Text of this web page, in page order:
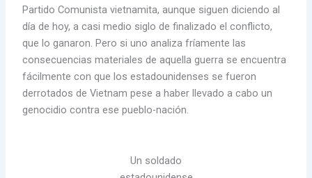
Partido Comunista vietnamita, aunque siguen diciendo al
día de hoy, a casi medio siglo de finalizado el conflicto,
que lo ganaron. Pero si uno analiza fríamente las
consecuencias materiales de aquella guerra se encuentra
fácilmente con que los estadounidenses se fueron
derrotados de Vietnam pese a haber llevado a cabo un
genocidio contra ese pueblo-nación.
Un soldado